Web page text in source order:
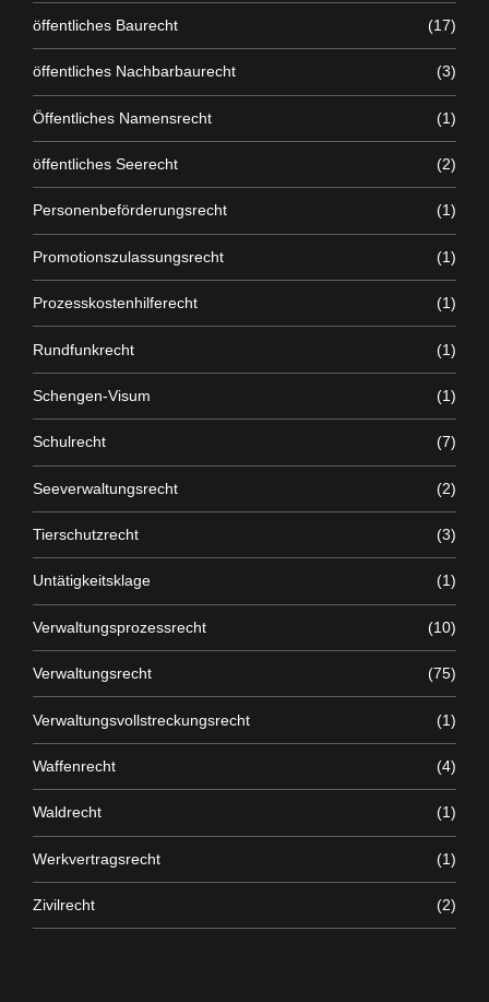
öffentliches Baurecht (17)
öffentliches Nachbarbaurecht (3)
Öffentliches Namensrecht (1)
öffentliches Seerecht (2)
Personenbeförderungsrecht (1)
Promotionszulassungsrecht (1)
Prozesskostenhilferecht (1)
Rundfunkrecht (1)
Schengen-Visum (1)
Schulrecht (7)
Seeverwaltungsrecht (2)
Tierschutzrecht (3)
Untätigkeitsklage (1)
Verwaltungsprozessrecht (10)
Verwaltungsrecht (75)
Verwaltungsvollstreckungsrecht (1)
Waffenrecht (4)
Waldrecht (1)
Werkvertragsrecht (1)
Zivilrecht (2)